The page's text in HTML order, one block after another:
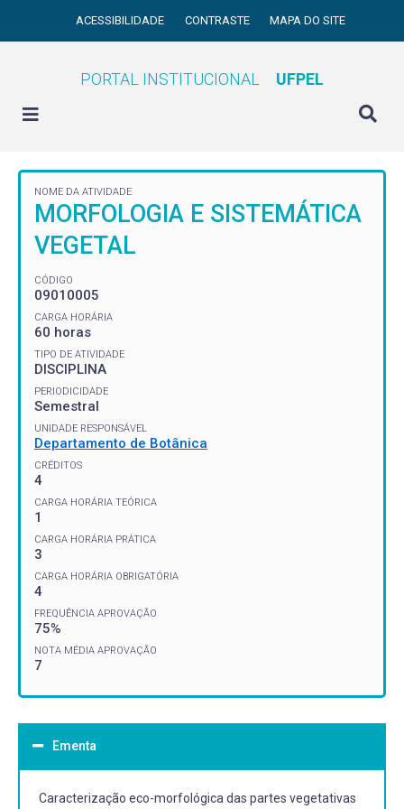
ACESSIBILIDADE CONTRASTE MAPA DO SITE
PORTAL INSTITUCIONAL UFPEL
NOME DA ATIVIDADE
MORFOLOGIA E SISTEMÁTICA
VEGETAL
CÓDIGO
09010005
CARGA HORÁRIA
60 horas
TIPO DE ATIVIDADE
DISCIPLINA
PERIODICIDADE
Semestral
UNIDADE RESPONSÁVEL
Departamento de Botânica
CRÉDITOS
4
CARGA HORÁRIA TEÓRICA
1
CARGA HORÁRIA PRÁTICA
3
CARGA HORÁRIA OBRIGATÓRIA
4
FREQUÊNCIA APROVAÇÃO
75%
NOTA MÉDIA APROVAÇÃO
7
Ementa
Caracterização eco-morfológica das partes vegetativas